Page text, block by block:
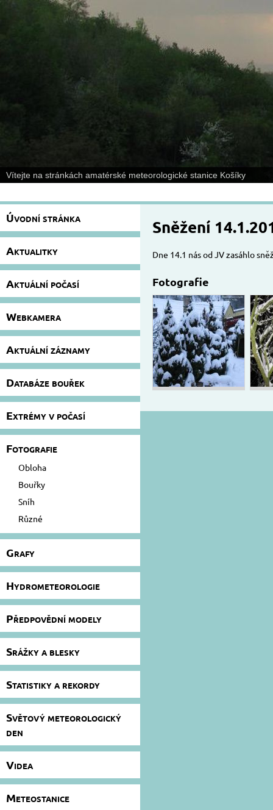
Vítejte na stránkách amatérské meteorologické stanice Košíky
Úvodní stránka
Aktualitky
Aktuální počasí
Webkamera
Aktuální záznamy
Databáze bouřek
Extrémy v počasí
Fotografie
Obloha
Bouřky
Sníh
Různé
Grafy
Hydrometeorologie
Předpovědní modely
Srážky a blesky
Statistiky a rekordy
Světový meteorologický
den
Videa
Meteostanice
Sněžení
Dne 14.1 nás od JV zasáhlo
Fotografie